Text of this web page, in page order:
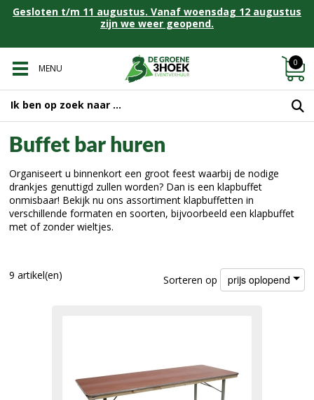
Gesloten t/m 11 augustus. Vanaf woensdag 12 augustus
zijn we weer geopend.
MENU
0
Buffet bar huren
Organiseert u binnenkort een groot feest waarbij de nodige
drankjes genuttigd zullen worden? Dan is een klapbuffet
onmisbaar! Bekijk nu ons assortiment klapbuffetten in
verschillende formaten en soorten, bijvoorbeeld een klapbuffet
met of zonder wieltjes.
Sorteren op prijs oplopend
9 artikel(en)